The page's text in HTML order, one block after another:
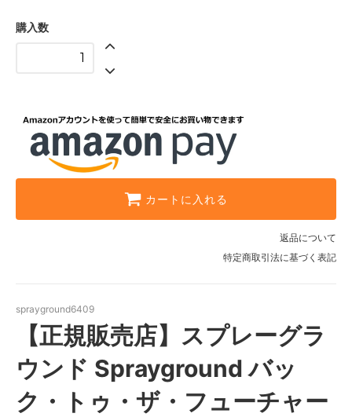
購入数
カートに入れる
返品について
特定商取引法に基づく表記
sprayground6409
【正規販売店】スプレーグラ
ウンド Sprayground バッ
ク・トゥ・ザ・フューチャー